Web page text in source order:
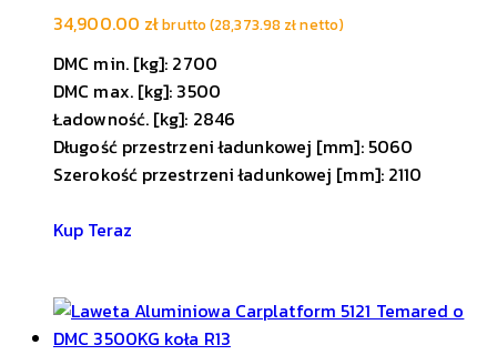
34,900.00 zł brutto (28,373.98 złnetto)
DMC min. [kg]: 2700
DMC max. [kg]: 3500
Ładowność. [kg]: 2846
Długość przestrzeni ładunkowej [mm]: 5060
Szerokość przestrzeni ładunkowej [mm]: 2110
Kup Teraz